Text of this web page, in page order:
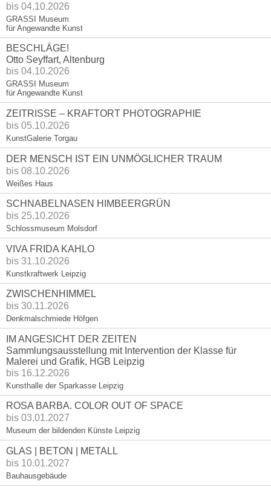
bis 04.10.2026
GRASSI Museum
für Angewandte Kunst
BESCHLÄGE!
Otto Seyffart, Altenburg
bis 04.10.2026
GRASSI Museum
für Angewandte Kunst
ZEITRISSE – KRAFTORT PHOTOGRAPHIE
bis 05.10.2026
KunstGalerie Torgau
DER MENSCH IST EIN UNMÖGLICHER TRAUM
bis 08.10.2026
Weißes Haus
SCHNABELNASEN HIMBEERGRÜN
bis 25.10.2026
Schlossmuseum Molsdorf
VIVA FRIDA KAHLO
bis 31.10.2026
Kunstkraftwerk Leipzig
ZWISCHENHIMMEL
bis 30.11.2026
Denkmalschmiede Höfgen
IM ANGESICHT DER ZEITEN
Sammlungsausstellung mit Intervention der Klasse für
Malerei und Grafik, HGB Leipzig
bis 16.12.2026
Kunsthalle der Sparkasse Leipzig
ROSA BARBA. COLOR OUT OF SPACE
bis 03.01.2027
Museum der bildenden Künste Leipzig
GLAS | BETON | METALL
bis 10.01.2027
Bauhausgebäude